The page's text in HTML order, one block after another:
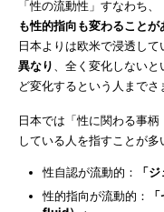
「性の流動性」すなわち、
も性的指向も変わること
日本よりは欧米で浸透し
異なり
、全く変化しない
ど変化するという人までさ
日本では「性に関わる事
している人を指すことが
性自認が流動的：
「
性的指向が流動的：